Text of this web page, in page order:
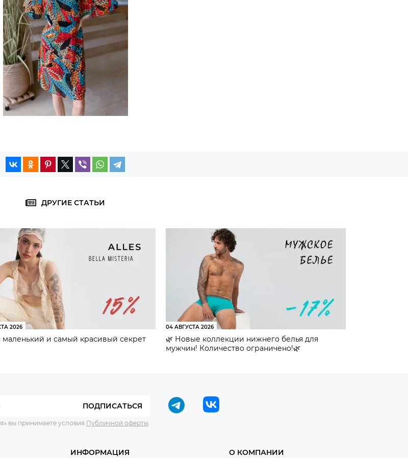
ДРУГИЕ СТАТЬИ
2026
маленький и самый красивый секрет
04 АВГУСТА 2026
🌿 Новые коллекции нижнего белья для
мужчин! Количество ограничено!🌿
ПОДПИСАТЬСЯ
вы принимаете условия Публичной оферты
ИНФОРМАЦИЯ О КОМПАНИИ